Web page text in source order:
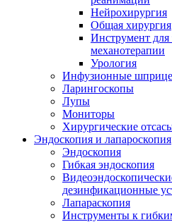
Нейрохирургия
Общая хирургия
Инструмент для
механотерапии
Урология
Инфузионные
Ларингоскопы
Лупы
Мониторы
Хирургические
Эндоскопия и лапароскопия
Эндоскопия
Гибкая эндоскопия
дезинфикационные
Лапараскопия
Инструменты к